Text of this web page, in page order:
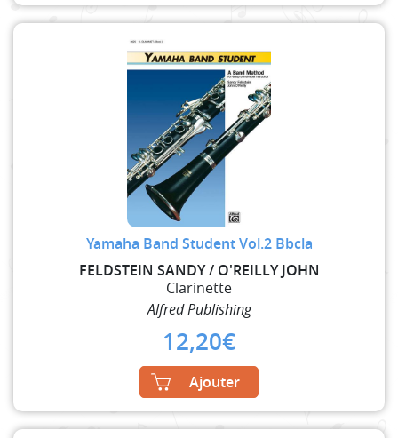
Yamaha Band Student Vol.2 Bbcla
FELDSTEIN SANDY / O'REILLY JOHN
Clarinette
Alfred Publishing
12,20€
Ajouter